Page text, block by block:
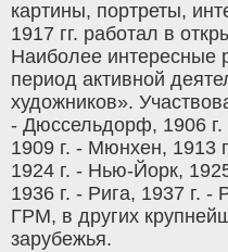
картины, портреты,
1917 гг. работал в
Наиболее интересные
период активной
художников».
- Дюссельдорф, 1906
1909 г. - Мюнхен, 1913
1924 г. - Нью-Йорк,
1936 г. - Рига, 1937 г. -
ГРМ, в других
зарубежья.